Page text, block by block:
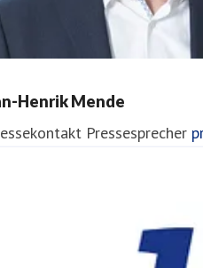
Henrik Mende
Pressesprecher